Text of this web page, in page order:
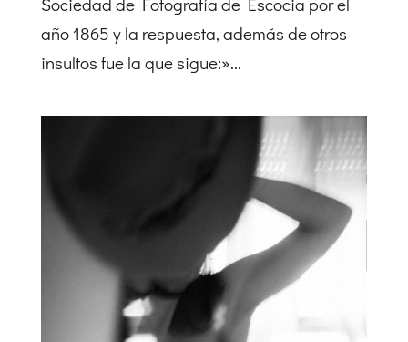
año 1865 y la respuesta, además de otros
insultos fue la que sigue:»...